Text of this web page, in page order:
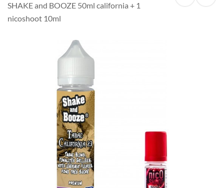
SHAKE and BOOZE 50ml california + 1
nicoshoot 10ml